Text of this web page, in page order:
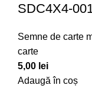
SDC4X4-
Semne de carte
carte
5,00 lei
Adaugă în coș